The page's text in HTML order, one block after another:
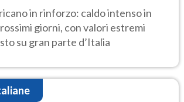
in rinforzo: caldo intenso in
giorni, con valori estremi
su gran parte d’Italia